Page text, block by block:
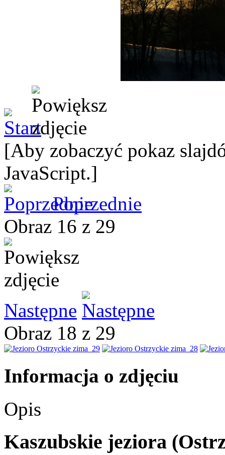
[Aby zobaczyć pokaz
JavaScript.]
Poprzednie
Obraz 16 z 29
Następne
Obraz 18 z 29
Informacja o zdjęciu
Opis
Kaszubskie jeziora